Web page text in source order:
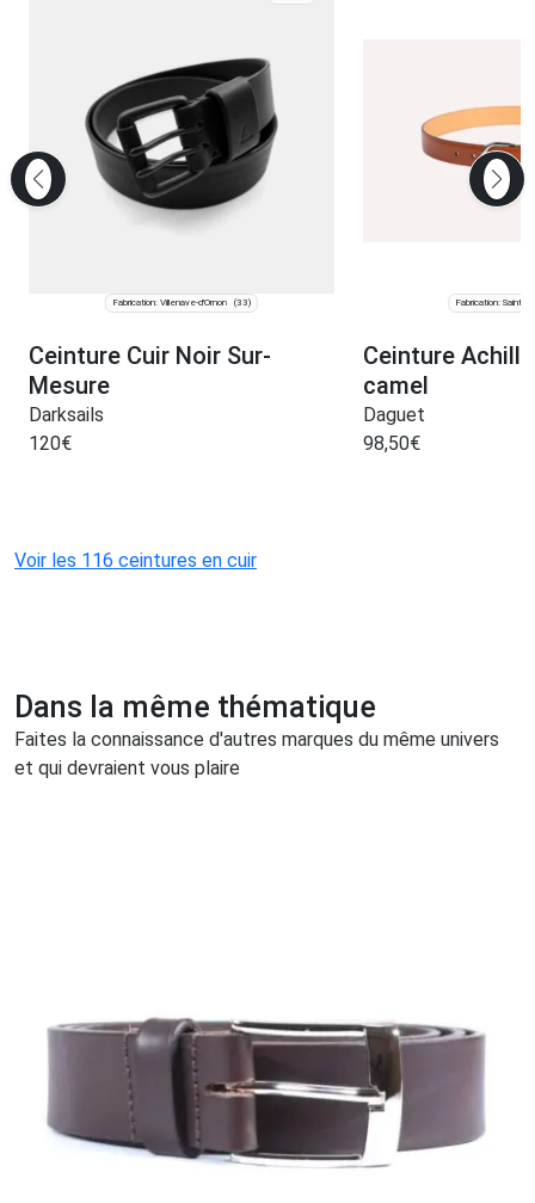
Fabrication: Villenave-d'Ornon (33)
Ceinture Cuir Noir Sur-
Mesure
Darksails
120€
Fabrication: Saint-
Ceinture
camel
Daguet
98,50€
Voir les 116 ceintures en cuir
Dans la même thématique
Faites la connaissance d'autres marques du même univers
et qui devraient vous plaire